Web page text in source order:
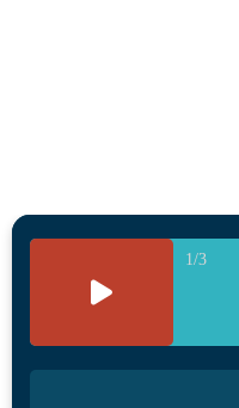
1/3